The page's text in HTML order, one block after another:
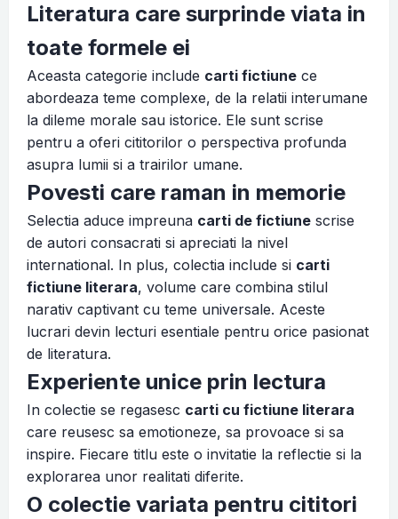
Literatura care surprinde viata in
toate formele ei
Aceasta categorie include carti fictiune ce
abordeaza teme complexe, de la relatii interumane
la dileme morale sau istorice. Ele sunt scrise
pentru a oferi cititorilor o perspectiva profunda
asupra lumii si a trairilor umane.
Povesti care raman in memorie
Selectia aduce impreuna carti de fictiune scrise
de autori consacrati si apreciati la nivel
international. In plus, colectia include si carti
fictiune literara, volume care combina stilul
narativ captivant cu teme universale. Aceste
lucrari devin lecturi esentiale pentru orice pasionat
de literatura.
Experiente unice prin lectura
In colectie se regasesc carti cu fictiune literara
care reusesc sa emotioneze, sa provoace si sa
inspire. Fiecare titlu este o invitatie la reflectie si la
explorarea unor realitati diferite.
O colectie variata pentru cititori